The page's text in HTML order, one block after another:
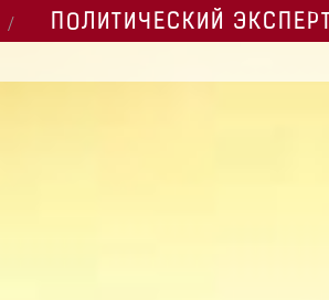
ПОЛИТИЧЕСКИЙ ЭКСПЕРТ